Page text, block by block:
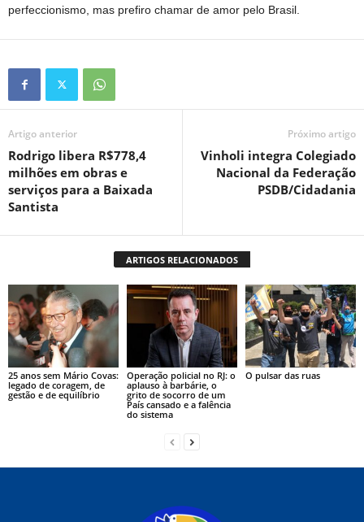
perfeccionismo, mas prefiro chamar de amor pelo Brasil.
Artigo anterior
Rodrigo libera R$778,4
milhões em obras e
serviços para a Baixada
Santista
Próximo artigo
Vinholi integra Colegiado
Nacional da Federação
PSDB/Cidadania
ARTIGOS RELACIONADOS
25 anos sem Mário Covas:
legado de coragem, de
gestão e de equilíbrio
Operação policial no RJ: o
aplauso à barbárie, o
grito de socorro de um
País cansado e a falência
do sistema
O pulsar das ruas